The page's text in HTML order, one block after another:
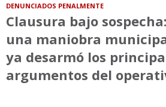
DENUNCIADOS PENALMENTE
Clausura bajo
una maniobra
ya desarmó los
argumentos del